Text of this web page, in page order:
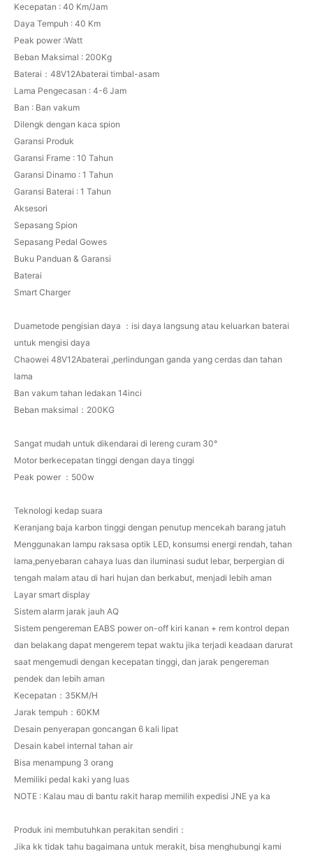
Kecepatan : 40 Km/Jam
Daya Tempuh : 40 Km
Peak power :Watt
Beban Maksimal : 200Kg
Baterai：48V12Abaterai timbal-asam
Lama Pengecasan : 4-6 Jam
Ban : Ban vakum
Dilengk dengan kaca spion
Garansi Produk
Garansi Frame : 10 Tahun
Garansi Dinamo : 1 Tahun
Garansi Baterai : 1 Tahun
Aksesori
Sepasang Spion
Sepasang Pedal Gowes
Buku Panduan & Garansi
Baterai
Smart Charger
Duametode pengisian daya ：isi daya langsung atau keluarkan baterai
untuk mengisi daya
Chaowei 48V12Abaterai ,perlindungan ganda yang cerdas dan tahan
lama
Ban vakum tahan ledakan 14inci
Beban maksimal：200KG
Sangat mudah untuk dikendarai di lereng curam 30°
Motor berkecepatan tinggi dengan daya tinggi
Peak power ：500w
Teknologi kedap suara
Keranjang baja karbon tinggi dengan penutup mencekah barang jatuh
Menggunakan lampu raksasa optik LED, konsumsi energi rendah, tahan
lama,penyebaran cahaya luas dan iluminasi sudut lebar, berpergian di
tengah malam atau di hari hujan dan berkabut, menjadi lebih aman
Layar smart display
Sistem alarm jarak jauh AQ
Sistem pengereman EABS power on-off kiri kanan + rem kontrol depan
dan belakang dapat mengerem tepat waktu jika terjadi keadaan darurat
saat mengemudi dengan kecepatan tinggi, dan jarak pengereman
pendek dan lebih aman
Kecepatan：35KM/H
Jarak tempuh：60KM
Desain penyerapan goncangan 6 kali lipat
Desain kabel internal tahan air
Bisa menampung 3 orang
Memiliki pedal kaki yang luas
NOTE : Kalau mau di bantu rakit harap memilih expedisi JNE ya ka
Produk ini membutuhkan perakitan sendiri：
Jika kk tidak tahu bagaimana untuk merakit, bisa menghubungi kami